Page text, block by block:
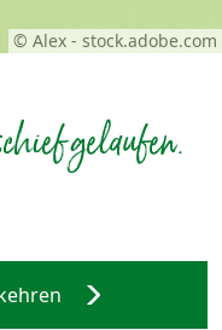
© Alex - stock.adobe.com
gelaufen.